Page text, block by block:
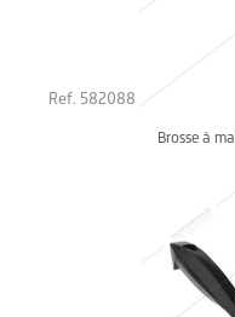
Ref. 582088
Brosse à